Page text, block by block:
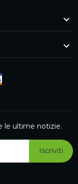


le ultime notizie.
Iscriviti